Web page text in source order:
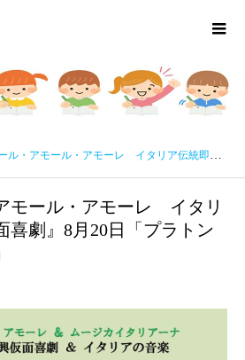
アモール・アモーレ イタリア伝統即興仮面喜劇』8月20日「プラトンホテル四日市」
モール・アモーレ イタリ
喜劇』8月20日「プラトン